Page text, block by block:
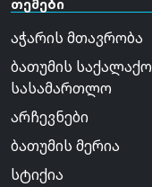
თემები
აჭარის მთავრობა
ბათუმის საქალაქო
სასამართლო
არჩევნები
ბათუმის მერია
სტიქია